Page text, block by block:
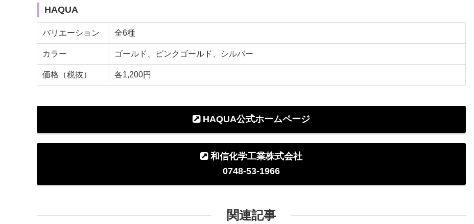
HAQUA
バリエーション 全6種
カラー ゴールド、ピンクゴールド、シルバー
価格（税抜） 各1,200円
HAQUA公式ホームページ
和信化学工業株式会社
0748-53-1966
関連記事